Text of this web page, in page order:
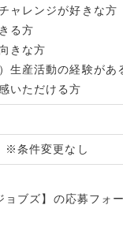
ャレンジが好きな方
る方
きな方
生産活動の経験があ
いただける方
条件変更なし
ブズ】の応募フォ